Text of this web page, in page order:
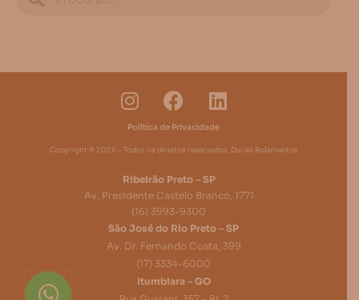
Política de Privacidade
Copyright © 2026 - Todos os direitos reservados. Durão Rolamentos
Ribeirão Preto – SP
Av. Presidente Castelo Branco, 1771
(16) 3993-9300
São José do Rio Preto – SP
Av. Dr. Fernando Costa, 399
(17) 3334-6000
Itumbiara – GO